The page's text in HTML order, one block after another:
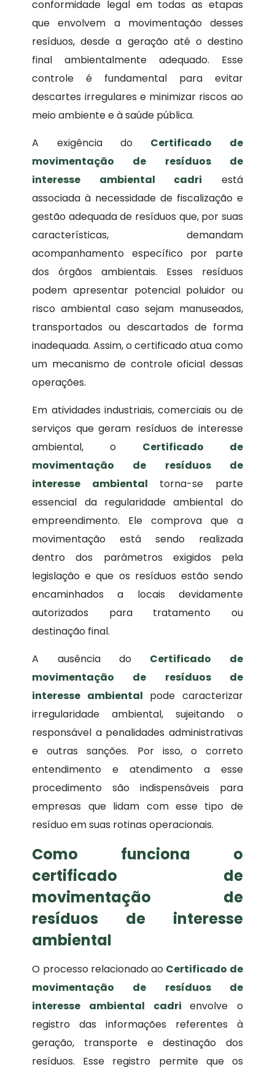
conformidade legal em todas as etapas
que envolvem a movimentação desses
resíduos, desde a geração até o destino
final ambientalmente adequado. Esse
controle é fundamental para evitar
descartes irregulares e minimizar riscos ao
meio ambiente e à saúde pública.
A exigência do Certificado de
movimentação de resíduos de
interesse ambiental cadri está
associada à necessidade de fiscalização e
gestão adequada de resíduos que, por suas
características, demandam
acompanhamento específico por parte
dos órgãos ambientais. Esses resíduos
podem apresentar potencial poluidor ou
risco ambiental caso sejam manuseados,
transportados ou descartados de forma
inadequada. Assim, o certificado atua como
um mecanismo de controle oficial dessas
operações.
Em atividades industriais, comerciais ou de
serviços que geram resíduos de interesse
ambiental, o Certificado de
movimentação de resíduos de
interesse ambiental torna-se parte
essencial da regularidade ambiental do
empreendimento. Ele comprova que a
movimentação está sendo realizada
dentro dos parâmetros exigidos pela
legislação e que os resíduos estão sendo
encaminhados a locais devidamente
autorizados para tratamento ou
destinação final.
A ausência do Certificado de
movimentação de resíduos de
interesse ambiental pode caracterizar
irregularidade ambiental, sujeitando o
responsável a penalidades administrativas
e outras sanções. Por isso, o correto
entendimento e atendimento a esse
procedimento são indispensáveis para
empresas que lidam com esse tipo de
resíduo em suas rotinas operacionais.
Como funciona o
certificado de
movimentação de
resíduos de interesse
ambiental
O processo relacionado ao Certificado de
movimentação de resíduos de
interesse ambiental
cadrienvolve o
registro das informações referentes à
geração, transporte e destinação dos
resíduos. Esse registro permite que os